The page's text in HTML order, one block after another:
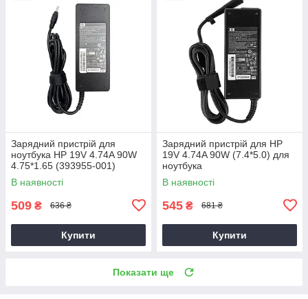
Зарядний пристрій для
ноутбука HP 19V 4.74A 90W
4.75*1.65 (393955-001)
В наявності
509 ₴ 636 ₴
Купити
Зарядний пристрій для HP
19V 4.74A 90W (7.4*5.0) для
ноутбука
В наявності
545 ₴ 681 ₴
Купити
Показати ще